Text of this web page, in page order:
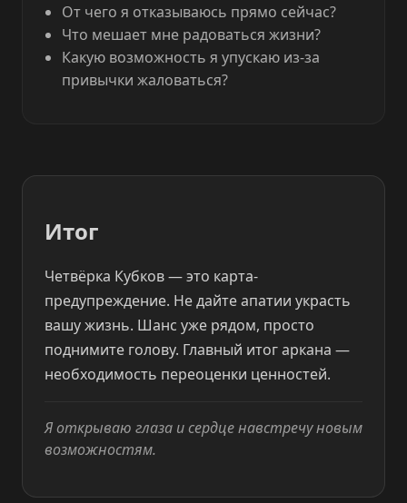
От чего я отказываюсь прямо сейчас?
Что мешает мне радоваться жизни?
Какую возможность я упускаю из-за
привычки жаловаться?
Итог
Четвёрка Кубков — это карта-
предупреждение. Не дайте апатии украсть
вашу жизнь. Шанс уже рядом, просто
поднимите голову. Главный итог аркана —
необходимость переоценки ценностей.
Я открываю глаза и сердце навстречу новым
возможностям.